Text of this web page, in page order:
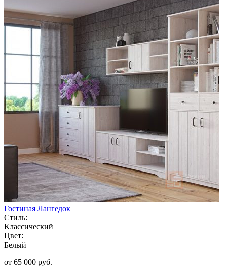
Гостиная Лангедок
Стиль:
Классический
Цвет:
Белый
от 65 000 руб.